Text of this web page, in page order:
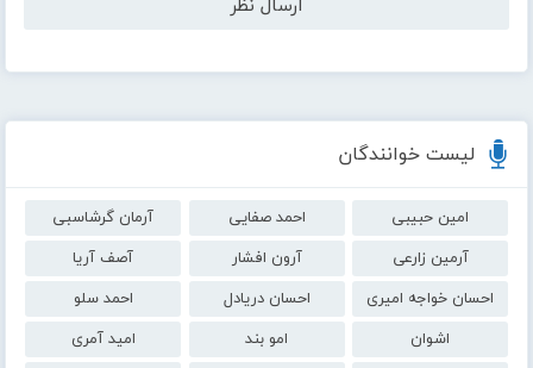
لیست خوانندگان
امین حبیبی احمد صفایی
آرمان گرشاسبی
آرمین زارعی
آرون افشار
آصف آریا
احسان خواجه امیری
احسان دریادل
احمد سلو
اشوان
امو بند
امید آمری